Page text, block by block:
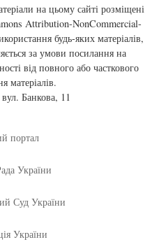
на цьому сайті розміщені
Attribution-NonCommercial-
будь-яких матеріалів,
за умови посилання на
від повного або часткового
матеріалів.
Банкова, 11
портал
України
Суд України
України